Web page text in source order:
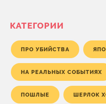
КАТЕГОРИИ
ПРО УБИЙСТВА
НА РЕАЛЬНЫХ СОБЫТИЯХ
ПОШЛЫЕ ШЕРЛОК